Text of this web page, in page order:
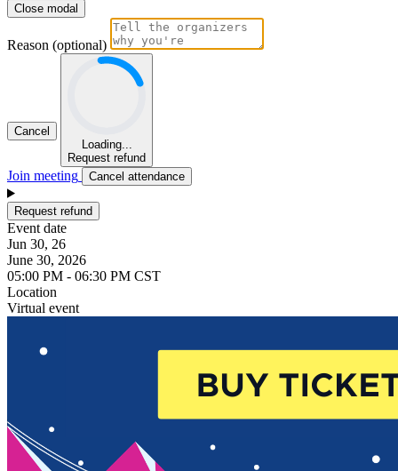
Close modal
Reason (optional)
Cancel
Loading...
Request refund
Join meeting Cancel attendance
Request refund
Event date
Jun 30, 26
June 30, 2026
05:00 PM - 06:30 PM CST
Location
Virtual event